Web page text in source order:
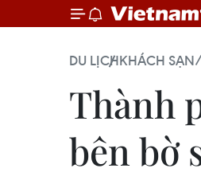
DU LỊCHKHÁCH
Thành
bên bờ